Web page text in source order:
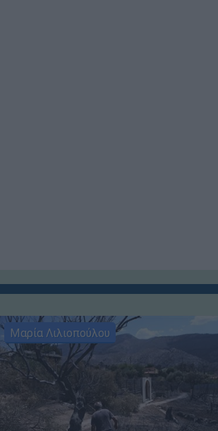
Μαρία Λιλιοπούλου